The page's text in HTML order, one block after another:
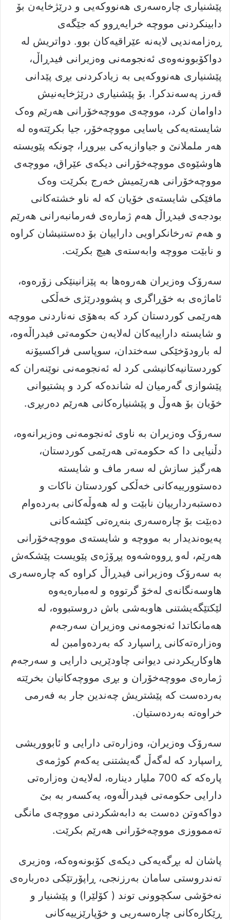
پێشنیاری چارەسەری هەنووکەیی و درێژخایەن بۆ
دابینکردنی مووچە خرایەڕوو کە جێگەی
ڕەزامەندیی لایەنە عێراقیەکان بوو. دواتریش لە
دواکۆبوونەوەی ئەنجومەنی وەزیرانی فیدڕاڵ،
پێشنیاری هەنووکەيی بە زیادکردنی بڕی پێدانی
قەرز پەسەندکرا. بۆ پێشنیاری درێژخایەنیش
داوامان کرد، مووچەی مووچەخۆرانی هەرێم وەک
شایستەیەکی یاسایی مووچەخۆر، جيا بکرێتەوە لە
هەر ململانێ و جیاوازیەکی بیروڕا، چونکە پێویستە
هاوشێوەی مووچەخۆرانی دیکەی عێراق، مووچەی
مووچەخۆرانی هەرێمیش خەرج بکرێت وەک
مافێکی شایستەی خۆیان کە لە ناو خشتەکانی
بودجەی فیدڕاڵ هەم ژمارەی فەرمانبەرانی هەرێم
و هەم تەرخانکراویی داراییان بۆ دەستنیشان کراوە
و نابێت مووچە وابەستەی هیچ بکرێت.
سەرۆک وەزیران هەروەها بە پێزانینێکی زۆرەوە،
ئاماژەی بە خۆڕاگری و پشوودرێژی خەڵکی
هەرێمی کوردستان کرد کە بەهۆی نەناردنی مووچە
و شایستە داراییەکان لەلایەن حکومەتی فیدراڵەوە،
لە بارودۆخێکی سەختدان، سوپاسی فراکسیۆنە
کوردستانیەکانیشی کرد لە ئەنجومەنی نوێنەران کە
پێشوازی گەرمیان لە شاندەکە کرد و پشتیوانی
خۆیان بۆ هەوڵ و پێشنیارەکانی هەرێم دەربڕی.
سەرۆک وەزیران بە ناوی ئەنجومەنی وەزیرانەوە،
دڵنیایی دا کە حکومەتی هەرێمی کوردستان،
هەرگیز سازش لە سەر ماف و شایستە
دەستوورییەکانی خەڵکی کوردستان ناکات و
دەستبەردارییان نابێت و لە هەوڵەکانی بەردەوام
دەبێت بۆ چارەسەری بنەڕەتی کێشەکانی
پەیوەندیدار بە مووچە و شایستەی مووچەخۆرانی
هەرێم، لەو ڕووەشەوە پڕۆژەی پێویست پێشکەش
بە سەرۆک وەزیرانی فیدڕاڵ کراوە کە چارەسەری
هاوسەنگانەی لەخۆ گرتووە و لەمبارەیەوە
لێکتێگەیشتنی هاوبەشی باش دروستبووە، لە
هەمانکاتدا ئەنجومەنی وەزیران سەرجەم
وەزارەتەکانی ڕاسپارد کە بەردەوامبن لە
هاوکاریکردنی دیوانی چاودێریی دارایی و سەرجەم
ژمارەی مووچەخۆران و بڕی مووچەکانیان بخرێتە
بەردەست کە پێشتریش چەندین جار بە فەرمی
خراوەتە بەردەستیان.
سەرۆک وەزیران، وەزارەتی دارایی و ئابووریشی
ڕاسپارد کە لەگەڵ گەیشتنی یەکەم کوژمەی
پارەکە کە 700 ملیار دینارە، لەلایەن وەزارەتی
دارایی حکومەتی فیدراڵەوە، یەکسەر بە بێ
دواکەوتن دەست بە دابەشکردنی مووچەی مانگی
تەممووزی مووچەخۆرانی هەرێم بکرێت.
پاشان لە بڕگەیەکی دیکەی کۆبونەوەکە، وەزیری
تەندروستی سامان بەرزنجی، ڕاپۆرتێکی دەربارەی
نەخۆشی سکچوونی توند ( کۆلێرا) و پێشنیار و
ڕێکارەکانی چارەسەریی و خۆپارێزییەکانی